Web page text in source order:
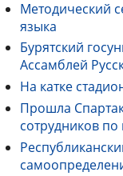
Методический
языка
Бурятский
Ассамблей
На катке
Прошла
сотрудников